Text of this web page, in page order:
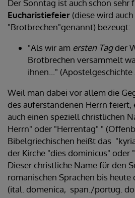
Der Sonntag ist auch schon sehr
Eucharistiefeier (diese wird auch
"Brotbrechen"genannt) bezeugt:
"Als wir am ersten Tagder
Brotbrechen versammelt
ihnen..." (Apostelgeschichte
Weil man dabei vor allem die
des auferstandenen Herrn feiert,
auch einen speziell christlichen
Herrn" oder "Herrentag" "
Bibelgriechischen heißt das
der Kirche "dies dominicus" oder
Dieser christliche Name für den
romanischen Sprachen bis
(ital. domenica, span./portug.